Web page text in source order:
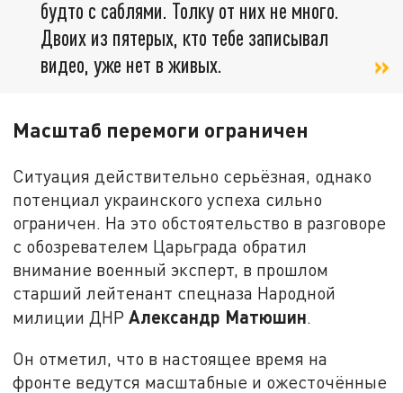
будто с саблями. Толку от них не много.
Двоих из пятерых, кто тебе записывал
видео, уже нет в живых.
Масштаб перемоги ограничен
Ситуация действительно серьёзная, однако
потенциал украинского успеха сильно
ограничен. На это обстоятельство в разговоре
с обозревателем Царьграда обратил
внимание военный эксперт, в прошлом
старший лейтенант спецназа Народной
милиции ДНРАлександр Матюшин.
Он отметил, что в настоящее время на
фронте ведутся масштабные и ожесточённые